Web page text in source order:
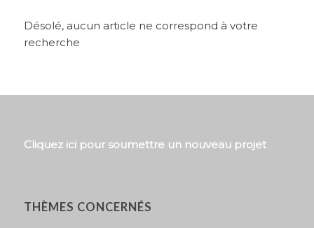
Désolé, aucun article ne correspond à votre
recherche
Cliquez ici pour soumettre un nouveau projet
THÈMES CONCERNÉS